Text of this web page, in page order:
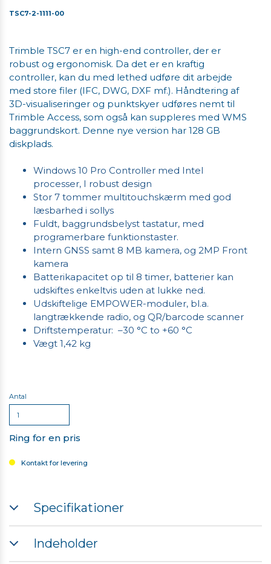
TSC7-2-1111-00
Trimble TSC7 er en high-end controller, der er
robust og ergonomisk. Da det er en kraftig
controller, kan du med lethed udføre dit arbejde
med store filer (IFC, DWG, DXF mf.). Håndtering af
3D-visualiseringer og punktskyer udføres nemt til
Trimble Access, som også kan suppleres med WMS
baggrundskort. Denne nye version har 128 GB
diskplads.
Windows 10 Pro Controller med Intel
processer, I robust design
Stor 7 tommer multitouchskærm med god
læsbarhed i sollys
Fuldt, baggrundsbelyst tastatur, med
programerbare funktionstaster.
Intern GNSS samt 8 MB kamera, og 2MP Front
kamera
Batterikapacitet op til 8 timer, batterier kan
udskiftes enkeltvis uden at lukke ned.
Udskiftelige EMPOWER-moduler, bl.a.
langtrækkende radio, og QR/barcode scanner
Driftstemperatur: –30 °C to +60 °C
Vægt 1,42 kg
Antal
Ring for en pris
Kontakt for levering
Specifikationer
coreIntel HD Graphics 620
Hukommelse: 8 GB RAM
Indeholder